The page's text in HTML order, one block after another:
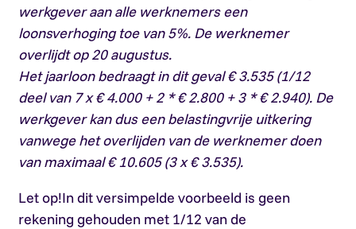
werkgever aan alle werknemers een
loonsverhoging toe van 5%. De werknemer
overlijdt op 20 augustus.
Het jaarloon bedraagt in dit geval € 3.535 (1/12
deel van 7 x € 4.000 + 2 * € 2.800 + 3 * € 2.940). De
werkgever kan dus een belastingvrije uitkering
vanwege het overlijden van de werknemer doen
van maximaal € 10.605 (3 x € 3.535).
Let op!In dit versimpelde voorbeeld is geen
rekening gehouden met 1/12 van de